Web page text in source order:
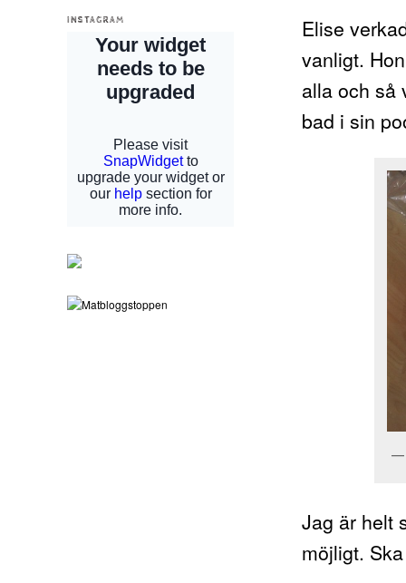
Elise
vanligt.
alla och så
bad i sin
Jag är helt
möjligt.
INSTAGRAM